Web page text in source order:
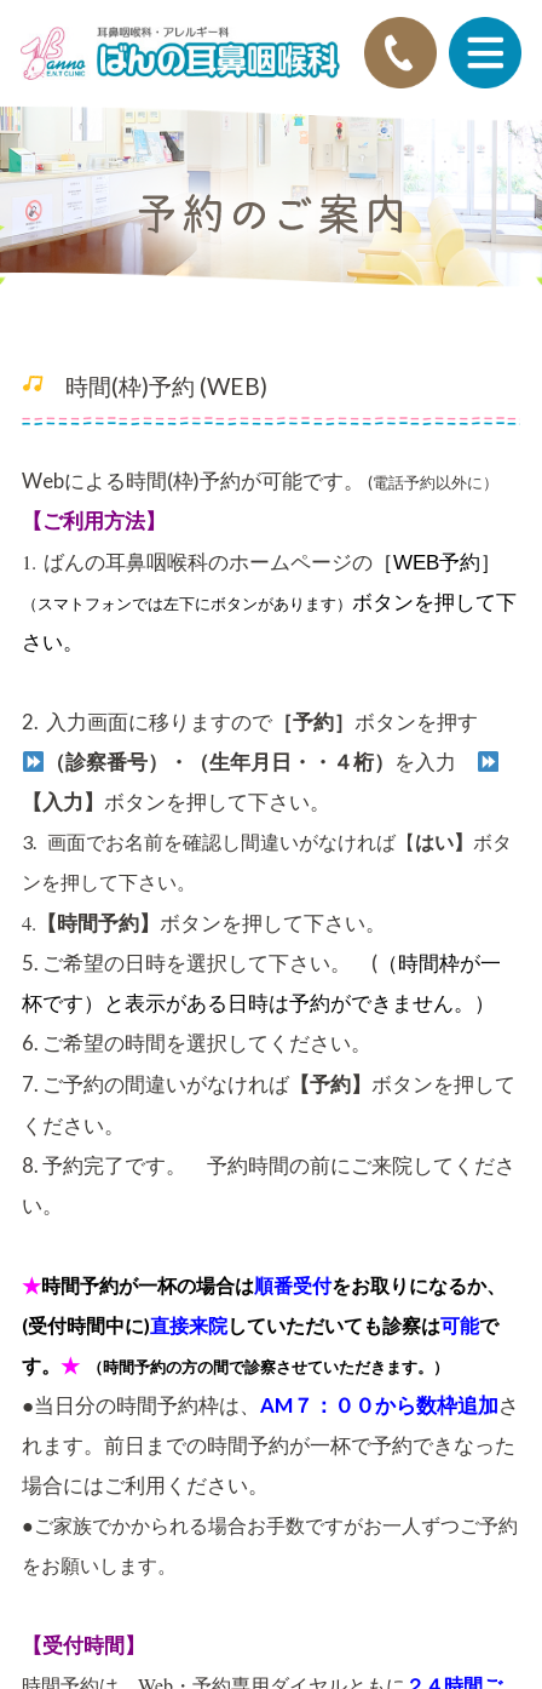
時間(枠)予約 (WEB)
Webによる時間(枠)予約が可能です。 (電話予約以外に）
【ご利用方法】
1. ばんの耳鼻咽喉科のホームページの［WEB予約］
（スマトフォンでは左下にボタンがあります） ボタンを押して下
さい。
2. 入力画面に移りますので［予約］ ボタンを押す
（診察番号）・ （生年月日・・４桁） を入力
【入力】 ボタンを押して下さい。
3. 画面でお名前を確認し間違いがなければ【はい】 ボタ
ンを押して下さい。
4. 【時間予約】 ボタンを押して下さい。
5. ご希望の日時を選択して下さい。 (（時間枠が一
杯です）と表示がある日時は予約ができません。）
6. ご希望の時間を選択してください。
7. ご予約の間違いがなければ【予約】 ボタンを押して
ください。
8. 予約完了です。 予約時間の前にご来院してくださ
い。
★時間予約が一杯の場合は順番受付をお取りになるか、
(受付時間中に)直接来院していただいても診察は可能で
す。 ★ （時間予約の方の間で診察させていただきます。）
●当日分の時間予約枠は、 AM７：００から数枠追加さ
れます。前日までの時間予約が一杯で予約できなった
場合にはご利用ください。
●ご家族でかかられる場合お手数ですがお一人ずつご予約
をお願いします。
【受付時間】